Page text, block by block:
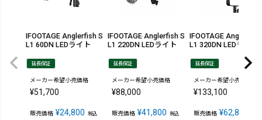
IFOOTAGE Anglerfish S
L1 60DN LEDライト
延長保証
メーカー希望小売価格
¥51,700
販売価格 ¥24,800 税込
IFOOTAGE Anglerfish S
L1 220DN LEDライト
延長保証
メーカー希望小売価格
¥88,000
販売価格 ¥41,800 税込
IFOOTAGE Anglerfish
L1 320DN LEDライト
延長保証
メーカー希望小売価格
¥133,100
販売価格 ¥62,800